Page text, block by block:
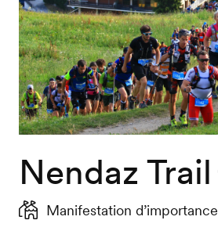
Nendaz Trail
Manifestation d’importance